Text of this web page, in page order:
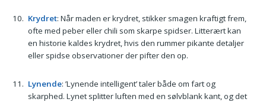
Krydret: Når maden er krydret, stikker smagen kraftigt frem,
ofte med peber eller chili som skarpe spidser. Litterært kan
en historie kaldes krydret, hvis den rummer pikante detaljer
eller spidse observationer der pifter den op.
Lynende: ’Lynende intelligent’ taler både om fart og
skarphed. Lynet splitter luften med en sølvblank kant, og det